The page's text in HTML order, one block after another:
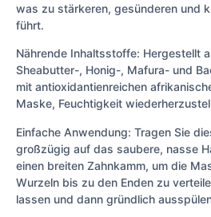
was zu stärkeren, gesünderen und
führt.
Nährende Inhaltsstoffe: Hergestellt
Sheabutter-, Honig-, Mafura- und
mit antioxidantienreichen
Maske, Feuchtigkeit
Einfache Anwendung: Tragen Sie
großzügig auf das saubere, nasse
einen breiten Zahnkamm, um die
Wurzeln bis zu den Enden zu
lassen und dann gründlich